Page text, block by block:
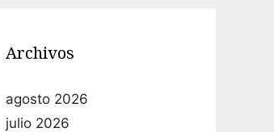
Archivos
agosto 2026
julio 2026